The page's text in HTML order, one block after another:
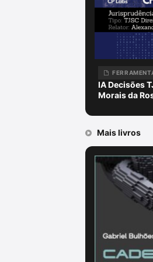
IA Decisões
Morais da
Mais livros